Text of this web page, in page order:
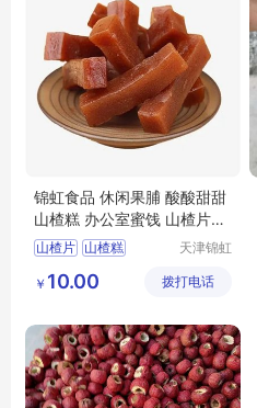
锦虹食品 休闲果脯 酸酸甜甜
山楂糕 办公室蜜饯 山楂片零
食
山楂片 山楂糕
山楂糕厂家
天津锦虹
公司
￥ 10.00 拨打电话